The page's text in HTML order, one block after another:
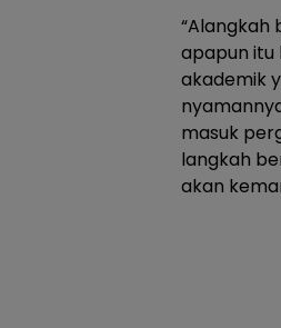
“Alangkah
apapun itu
akademik
masuk
langkah
akan